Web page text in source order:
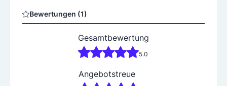
Bewertungen (1)
Gesamtbewertung
5.0
Angebotstreue